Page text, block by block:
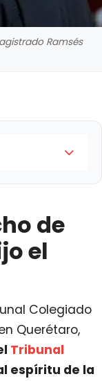
Ramsés
la 4T
de
el
Colegiado
Querétaro,
Tribunal
espíritu de la